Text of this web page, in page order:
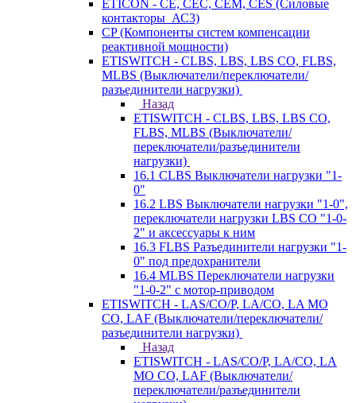
ETICON - CE, CEC, CEM, CES (Силовые
контакторы_АС3)
CP (Компоненты систем компенсации
реактивной мощности)
ETISWITCH - CLBS, LBS, LBS CO, FLBS,
MLBS (Выключатели/переключатели/
разъединители нагрузки)
Назад
ETISWITCH - CLBS, LBS, LBS CO,
FLBS, MLBS (Выключатели/
переключатели/разъединители
нагрузки)
16.1 CLBS Выключатели нагрузки "1-
0"
16.2 LBS Выключатели нагрузки "1-0",
переключатели нагрузки LBS CO "1-0-
2" и аксессуары к ним
16.3 FLBS Разъединители нагрузки "1-
0" под предохранители
16.4 MLBS Переключатели нагрузки
"1-0-2" с мотор-приводом
ETISWITCH - LAS/CO/P, LA/CO, LA MO
CO, LAF (Выключатели/переключатели/
разъединители нагрузки)
Назад
ETISWITCH - LAS/CO/P, LA/CO, LA
MO CO, LAF (Выключатели/
переключатели/разъединители